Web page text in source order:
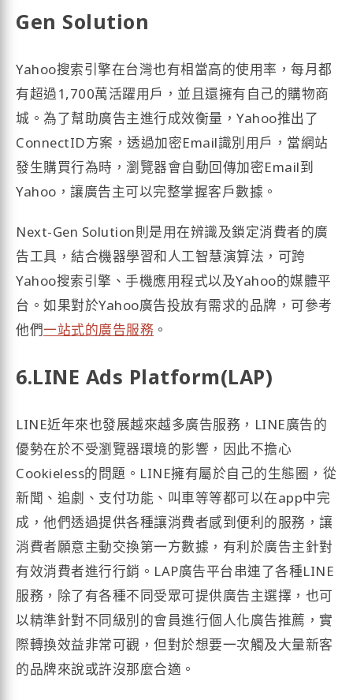
Gen Solution
Yahoo搜索引擎在台灣也有相當高的使用率，每月都
有超過1,700萬活躍用戶，並且還擁有自己的購物商
城。為了幫助廣告主進行成效衡量，Yahoo推出了
ConnectID方案，透過加密Email識別用戶，當網站
發生購買行為時，瀏覽器會自動回傳加密Email到
Yahoo，讓廣告主可以完整掌握客戶數據。
Next-Gen Solution則是用在辨識及鎖定消費者的廣
告工具，結合機器學習和人工智慧演算法，可跨
Yahoo搜索引擎、手機應用程式以及Yahoo的媒體平
台。如果對於Yahoo廣告投放有需求的品牌，可參考
他們一站式的廣告服務 。
6.LINE Ads Platform(LAP)
LINE近年來也發展越來越多廣告服務，LINE廣告的
優勢在於不受瀏覽器環境的影響，因此不擔心
Cookieless的問題。LINE擁有屬於自己的生態圈，從
新聞、追劇、支付功能、叫車等等都可以在app中完
成，他們透過提供各種讓消費者感到便利的服務，讓
消費者願意主動交換第一方數據，有利於廣告主針對
有效消費者進行行銷。LAP廣告平台串連了各種LINE
服務，除了有各種不同受眾可提供廣告主選擇，也可
以精準針對不同級別的會員進行個人化廣告推薦，實
際轉換效益非常可觀，但對於想要一次觸及大量新客
的品牌來說或許沒那麼合適。